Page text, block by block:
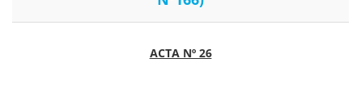
ACTA Nº 26